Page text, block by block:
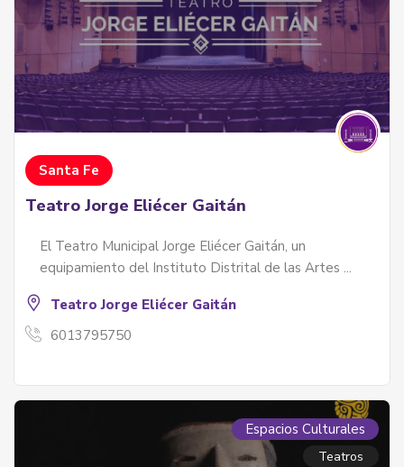
y palenqueras - servicios
Santa Fe
Teatro Jorge Eliécer Gaitán
El Teatro Municipal Jorge Eliécer Gaitán, un
equipamiento del Instituto Distrital de las Artes ...
Teatro Jorge Eliécer Gaitán
6013795750
Espacios Culturales
Teatros